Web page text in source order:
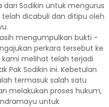
Sodikin untuk mengurus
dicabuli dan ditipu oleh
mengumpulkan bukti -
perkara tersebut ke
kami melihat telah terjadi
Pak Sodikin ini. Kebetulan
termasuk salah satu
melakukan proses hukum,
untuk